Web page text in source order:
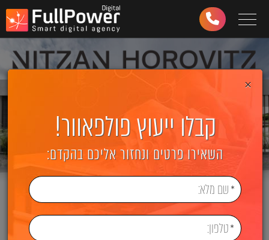
Toggle navigation
03-
6499-
997 ×
קבלו ייעוץ פולפאוור!
השאירו פרטים ונחזור אליכם בהקדם: